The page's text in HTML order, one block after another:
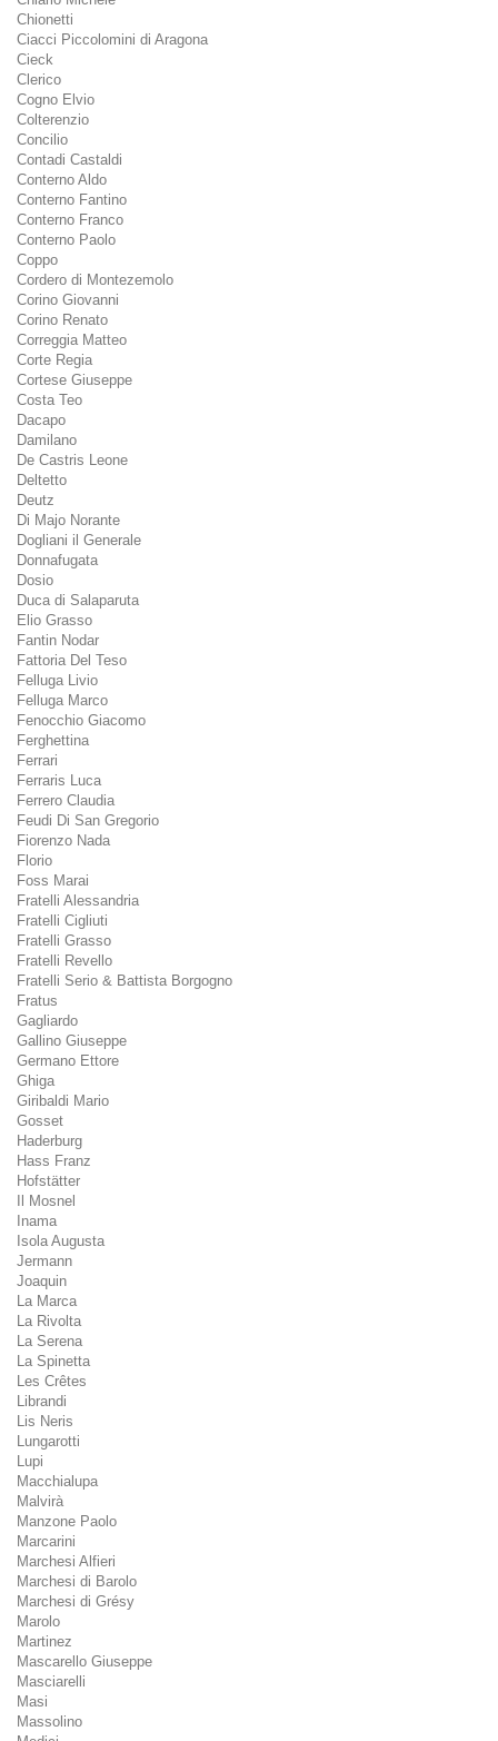
Chionetti
Ciacci Piccolomini di Aragona
Cieck
Clerico
Cogno Elvio
Colterenzio
Concilio
Contadi Castaldi
Conterno Aldo
Conterno Fantino
Conterno Franco
Conterno Paolo
Coppo
Cordero di Montezemolo
Corino Giovanni
Corino Renato
Correggia Matteo
Corte Regia
Cortese Giuseppe
Costa Teo
Dacapo
Damilano
De Castris Leone
Deltetto
Deutz
Di Majo Norante
Dogliani il Generale
Donnafugata
Dosio
Duca di Salaparuta
Elio Grasso
Fantin Nodar
Fattoria Del Teso
Felluga Livio
Felluga Marco
Fenocchio Giacomo
Ferghettina
Ferrari
Ferraris Luca
Ferrero Claudia
Feudi Di San Gregorio
Fiorenzo Nada
Florio
Foss Marai
Fratelli Alessandria
Fratelli Cigliuti
Fratelli Grasso
Fratelli Revello
Fratelli Serio & Battista Borgogno
Fratus
Gagliardo
Gallino Giuseppe
Germano Ettore
Ghiga
Giribaldi Mario
Gosset
Haderburg
Hass Franz
Hofstätter
Il Mosnel
Inama
Isola Augusta
Jermann
Joaquin
La Marca
La Rivolta
La Serena
La Spinetta
Les Crêtes
Librandi
Lis Neris
Lungarotti
Lupi
Macchialupa
Malvirà
Manzone Paolo
Marcarini
Marchesi Alfieri
Marchesi di Barolo
Marchesi di Grésy
Marolo
Martinez
Mascarello Giuseppe
Masciarelli
Masi
Massolino